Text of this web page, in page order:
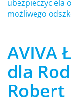
ubezpieczyciela
możliwego
AVIVA
dla
Robert